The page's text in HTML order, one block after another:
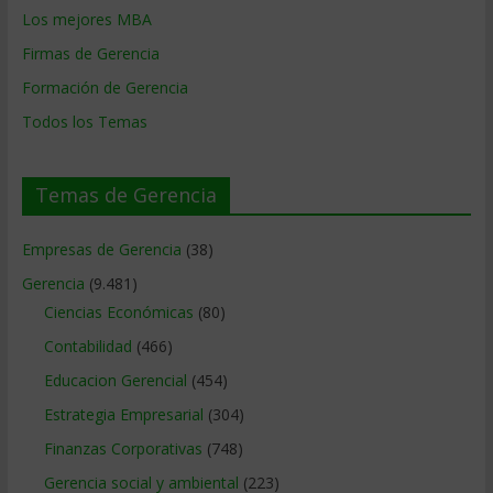
Los mejores MBA
Firmas de Gerencia
Formación de Gerencia
Todos los Temas
Temas de Gerencia
Empresas de Gerencia (38)
Gerencia (9.481)
Ciencias Económicas (80)
Contabilidad (466)
Educacion Gerencial (454)
Estrategia Empresarial (304)
Finanzas Corporativas (748)
Gerencia social y ambiental (223)